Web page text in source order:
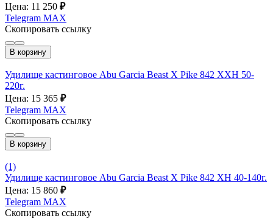
Цена: 11 250 ₽
Telegram MAX
Скопировать ссылку
В корзину
Удилище кастинговое Abu Garcia Beast X Pike 842 XXH 50-
220г.
Цена: 15 365 ₽
Telegram MAX
Скопировать ссылку
В корзину
(1)
Удилище кастинговое Abu Garcia Beast X Pike 842 XH 40-140г.
Цена: 15 860 ₽
Telegram MAX
Скопировать ссылку